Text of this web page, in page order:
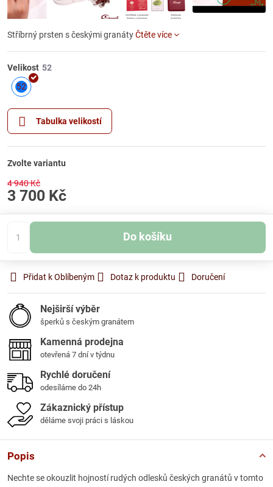
Stříbrný prsten s českými granátyČtěte více
Velikost
52
Tabulka velikostí
Zvolte variantu
4 940 Kč
3 700 Kč
Do košíku
Přidat k Oblíbeným Dotaz k produktu Doručení
Nejširší výběr
šperků s českým granátem
Kamenná prodejna
otevřená 7 dní v týdnu
Rychlé doručení
odesíláme do 24h
Zákaznický přístup
děláme svoji práci s láskou
Popis
Nechte se okouzlit hojností rudých odlesků českých granátů v tomto